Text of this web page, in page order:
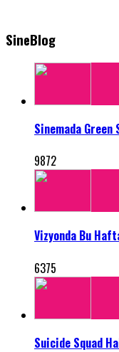
SineBlog
Sinemada Green
9872
Vizyonda Bu
6375
Suicide Squad